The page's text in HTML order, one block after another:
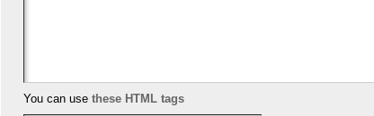
You can use these HTML tags